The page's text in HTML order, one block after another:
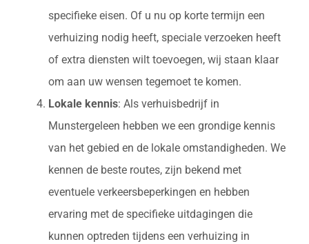
specifieke eisen. Of u nu op korte termijn een
verhuizing nodig heeft, speciale verzoeken heeft
of extra diensten wilt toevoegen, wij staan klaar
om aan uw wensen tegemoet te komen.
Lokale kennis: Als verhuisbedrijf in
Munstergeleen hebben we een grondige kennis
van het gebied en de lokale omstandigheden. We
kennen de beste routes, zijn bekend met
eventuele verkeersbeperkingen en hebben
ervaring met de specifieke uitdagingen die
kunnen optreden tijdens een verhuizing in